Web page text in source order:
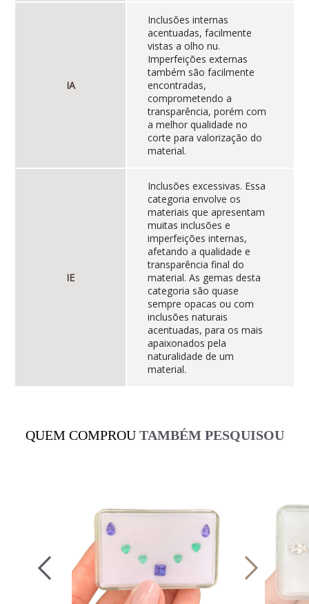
IA
Inclusões internas
acentuadas, facilmente
vistas a olho nu.
Imperfeições externas
também são facilmente
encontradas,
comprometendo a
transparência, porém com
a melhor qualidade no
corte para valorização do
material.
IE
Inclusões excessivas. Essa
categoria envolve os
materiais que apresentam
muitas inclusões e
imperfeições internas,
afetando a qualidade e
transparência final do
material. As gemas desta
categoria são quase
sempre opacas ou com
inclusões naturais
acentuadas, para os mais
apaixonados pela
naturalidade de um
material.
QUEM COMPROU TAMBÉM PESQUISOU